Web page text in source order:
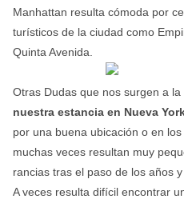
Manhattan resulta cómoda por
turísticos de la ciudad como
Quinta Avenida.
Otras Dudas que nos surgen a
nuestra estancia en Nueva
por una buena ubicación o en
muchas veces resultan muy
rancias tras el paso de los años
A veces resulta difícil encontrar